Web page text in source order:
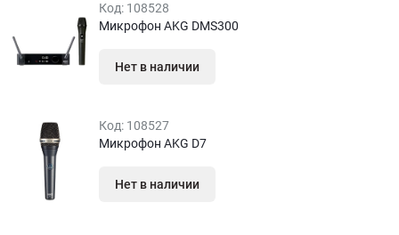
Код: 108528
Микрофон AKG DMS300
Нет в наличии
Код: 108527
Микрофон AKG D7
Нет в наличии